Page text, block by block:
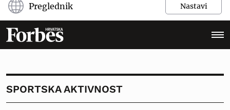
Preglednik Nastavi
SPORTSKA AKTIVNOST